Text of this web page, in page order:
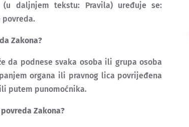
daljnjem tekstu: Pravila) uređuje se:
Zakona?
da podnese svaka osoba ili grupa osoba
organa ili pravnog lica povrijeđena
putem punomoćnika.
Zakona?